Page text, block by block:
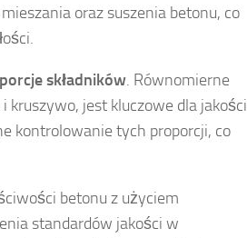
oraz suszenia betonu, co
składników. Równomierne
kruszywo, jest kluczowe dla jakości
kontrolowanie tych proporcji, co
betonu z użyciem
standardów jakości w